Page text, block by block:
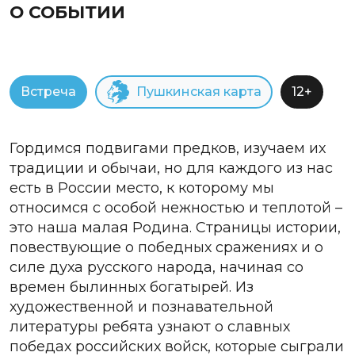
О СОБЫТИИ
Встреча Пушкинская карта 12+
Гордимся подвигами предков, изучаем их
традиции и обычаи, но для каждого из нас
есть в России место, к которому мы
относимся с особой нежностью и теплотой –
это наша малая Родина. Страницы истории,
повествующие о победных сражениях и о
силе духа русского народа, начиная со
времен былинных богатырей. Из
художественной и познавательной
литературы ребята узнают о славных
победах российских войск, которые сыграли